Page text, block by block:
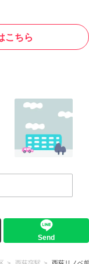
こちら
Send